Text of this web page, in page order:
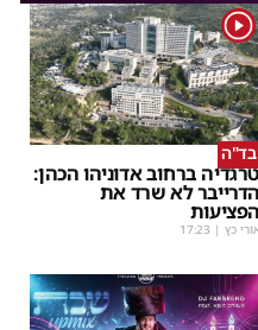
1
בד"ה
ברחוב אדוניהו הכהן:
הדרייבר לא שרד את
הפציעות
כץ |
17:23